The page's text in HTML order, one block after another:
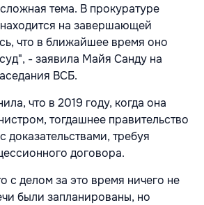
тема. В прокуратуре
находится на завершающей
что в ближайшее время оно
- заявила Майя Санду на
ВСБ.
что в 2019 году, когда она
тогдашнее правительство
доказательствами, требуя
договора.
с делом за это время ничего не
были запланированы, но